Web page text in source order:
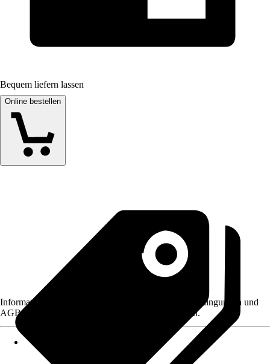
Bequem liefern lassen
Online bestellen
Informationen des Verkäufers, wie z. B. Rückgabebedingungen und
AGB, finden Sie bei Klick auf den Verkäufernamen.